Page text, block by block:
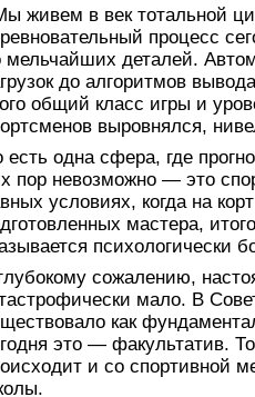
живем в век тотальной
процесс
мельчайших деталей.
до алгоритмов
общий класс игры и
выровнялся,
есть одна сфера, где
пор невозможно — это
условиях, когда на
мастера,
психологически
сожалению,
мало. В
как
это — факультатив.
и со спортивной